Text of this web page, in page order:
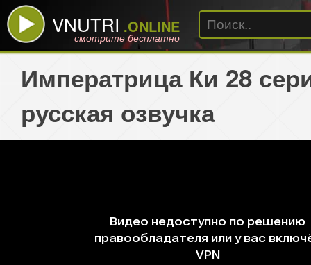
VNUTRI .ONLINE
смотрите бесплатно
Императрица Ки 28
русская озвучка